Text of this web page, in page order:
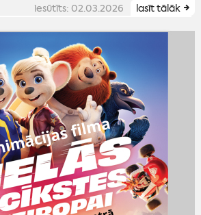
iesūtīts: 02.03.2026 lasīt tālāk